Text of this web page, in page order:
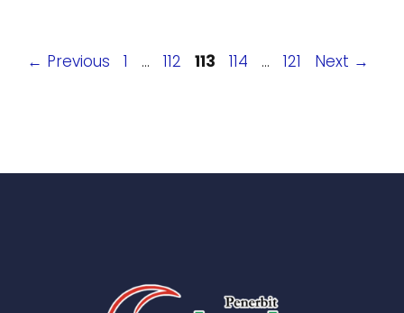
← Previous Page
1 … Page
112 Page
113 Page
114 … Page
121 Next →